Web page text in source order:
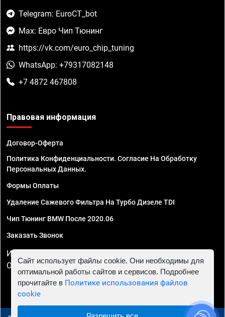
Telegram: EuroCT_bot
Max: Евро Чип Тюнинг
https://vk.com/euro_chip_tuning
WhatsApp: +79317082148
+7 4872 467808
Правовая информация
Договор-Оферта
Политика Конфиденциальности. Согласие На Обработку
Персональных Данных.
Формы Оплаты
Удаление Сажевого Фильтра На Турбо Дизеле TDI
Чип Тюнинг BMW После 2020.06
Заказать Звонок
ИП Смирнов Георгий Павлович. ИНН 781302555843,
ОГРНИП 324470400032610
Сайт использует файлы cookie. Они необходимы для
оптимальной работы сайтов и сервисов. Подробнее
прочитайте в Политике использования файлов
cookie